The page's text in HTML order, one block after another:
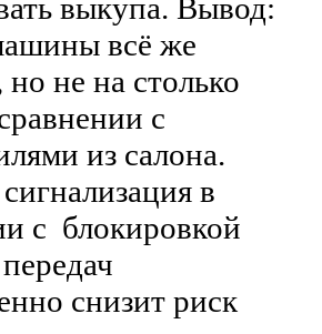
выкупа. Вывод:
всё же
не на столько
с
из салона.
в
с блокировкой
снизит риск